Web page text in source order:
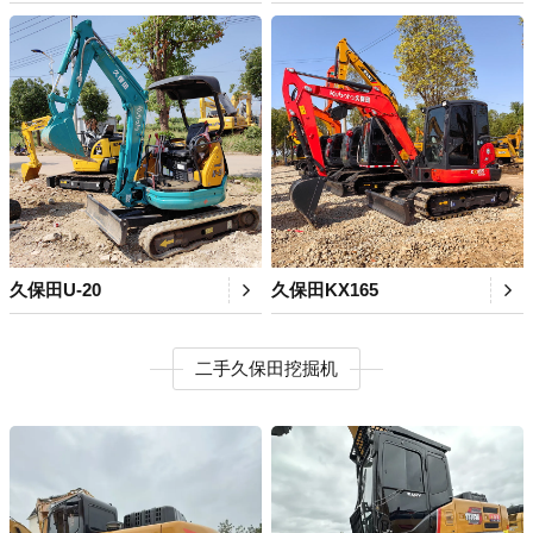
久保田U-20 久保田KX165
二手久保田挖掘机